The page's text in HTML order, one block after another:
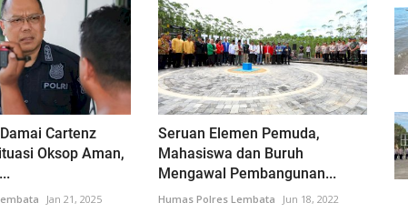
Cartenz
Oksop Aman,
Jan 21, 2025
Seruan Elemen Pemuda,
Mahasiswa dan Buruh
Mengawal Pembangunan...
Humas Polres Lembata
Jun 18, 2022